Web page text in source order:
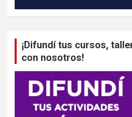
¡Difundí tus cursos,
con nosotros!